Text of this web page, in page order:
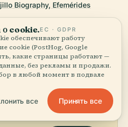
Biography, Efemérides
AUGUST 2025
Википедии и официальных
Как мы создаём наши гиды →
cookie.ЕС · GDPR
обеспечивают работу
cookie (PostHog, Google
какие страницы работают —
без рекламы и продажи.
в любой момент в подвале
все Принять все